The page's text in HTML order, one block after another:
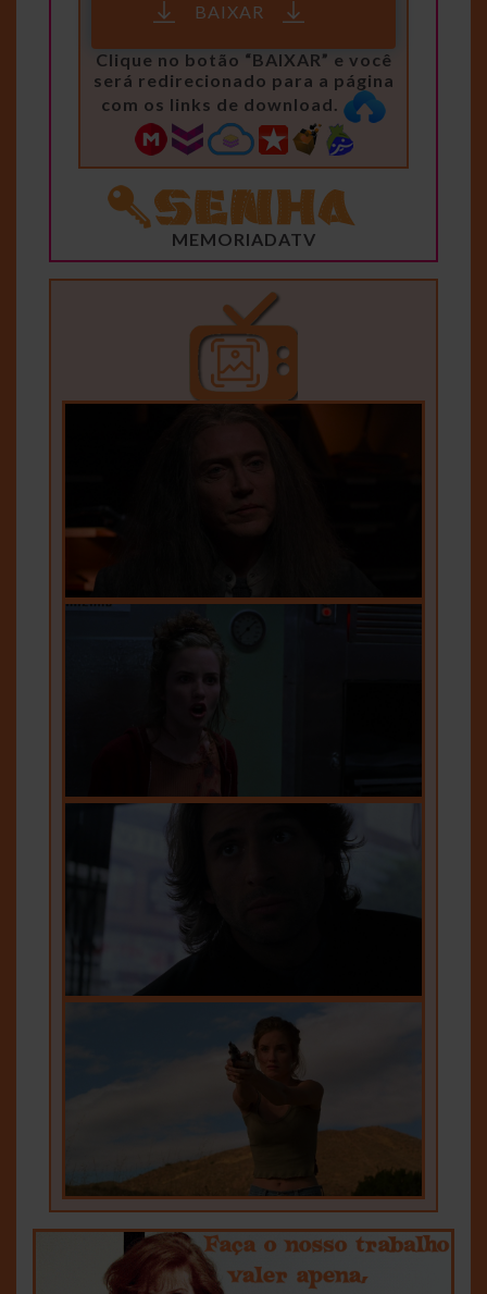
BAIXAR
Clique no botão “BAIXAR” e você
será redirecionado para a página
com os links de download.
MEMORIADATV